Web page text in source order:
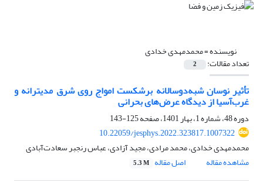
نویسنده =محمدمهدی خدادی
تعداد مقالات: 2
تأثیر نوسان شبه‌‌‌دوسالانه برشکست امواج روی شرق مدیترانه و
غرب‌آسیا از دیدگاه عرض‌های بحرانی
دوره 48، شماره 1، بهار 1401، صفحه
125-143
10.22059/jesphys.2022.323817.1007322
محمدمهدی خدادی، محمد مرادی، مجید آزادی، عباس رنجبر سعادت‌آبادی
مشاهده مقاله
اصل مقاله 5.3 M